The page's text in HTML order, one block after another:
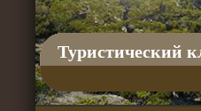
Туристический